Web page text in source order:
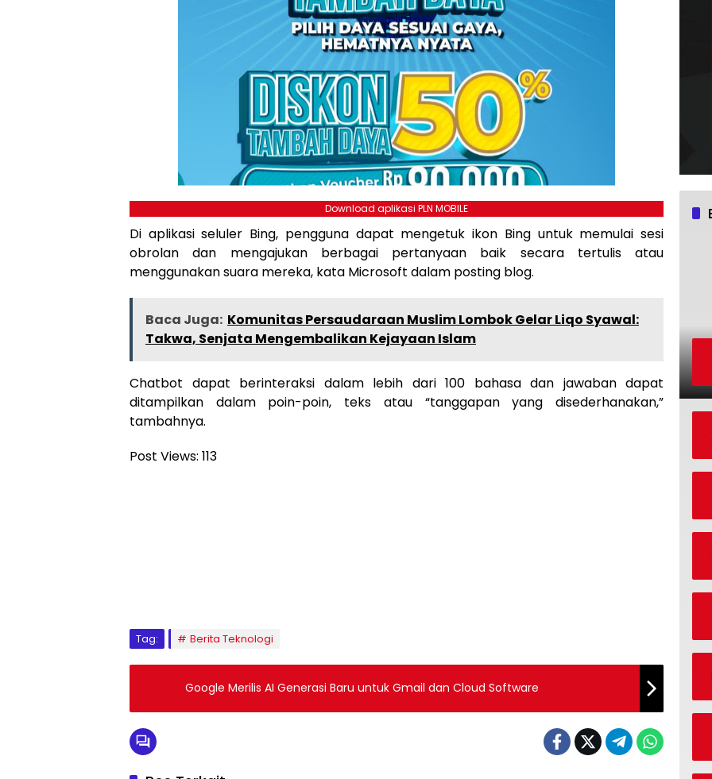
Download aplikasi PLN MOBILE
Di aplikasi seluler Bing, pengguna dapat mengetuk ikon Bing untuk memulai sesi
obrolan dan mengajukan berbagai pertanyaan baik secara tertulis atau
menggunakan suara mereka, kata Microsoft dalam posting blog.
Baca Juga: Komunitas Persaudaraan Muslim Lombok Gelar Liqo Syawal:
Takwa, Senjata Mengembalikan Kejayaan Islam
Chatbot dapat berinteraksi dalam lebih dari 100 bahasa dan jawaban dapat
ditampilkan dalam poin-poin, teks atau “tanggapan yang disederhanakan,”
tambahnya.
Post Views: 113
Tag: Berita Teknologi
Google Merilis AI Generasi Baru untuk Gmail dan Cloud Software